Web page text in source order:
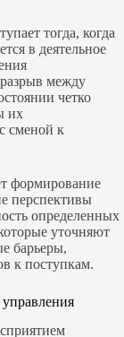
тогда, когда
в деятельное
между
четко
их
сменой к
формирование
перспективы
определенных
уточняют
барьеры,
к поступкам.